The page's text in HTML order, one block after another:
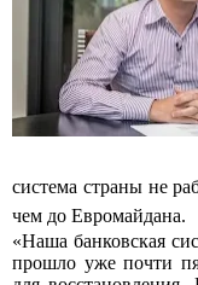
система страны не
чем до Евромайдана.
«Наша банковская
прошло уже почти